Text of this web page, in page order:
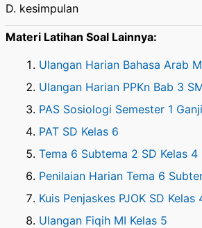
D. kesimpulan
Materi Latihan Soal Lainnya:
Ulangan Harian Bahasa Arab
Ulangan Harian PPKn Bab 3
PAS Sosiologi Semester 1
PAT SD Kelas 6
Tema 6 Subtema 2 SD Kelas 4
Penilaian Harian Tema 6
Kuis Penjaskes PJOK SD Kelas
Ulangan Fiqih MI Kelas 5